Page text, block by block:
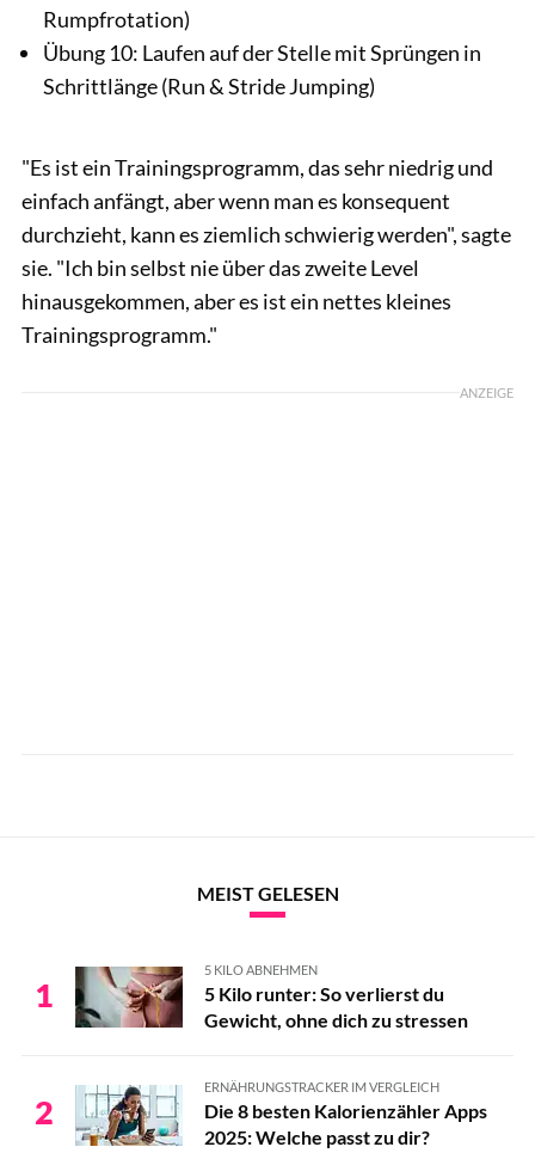
Rumpfrotation)
Übung 10: Laufen auf der Stelle mit Sprüngen in
Schrittlänge (Run & Stride Jumping)
"Es ist ein Trainingsprogramm, das sehr niedrig und
einfach anfängt, aber wenn man es konsequent
durchzieht, kann es ziemlich schwierig werden", sagte
sie. "Ich bin selbst nie über das zweite Level
hinausgekommen, aber es ist ein nettes kleines
Trainingsprogramm."
ANZEIGE
MEIST GELESEN
1
5 KILO ABNEHMEN
5 Kilo runter: So verlierst du
Gewicht, ohne dich zu stressen
2
ERNÄHRUNGSTRACKER IM VERGLEICH
Die 8 besten Kalorienzähler Apps
2025: Welche passt zu dir?